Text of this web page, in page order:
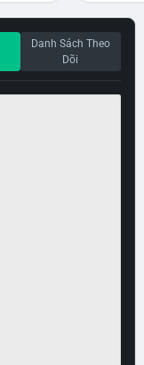
Danh Sách Theo
Dõi